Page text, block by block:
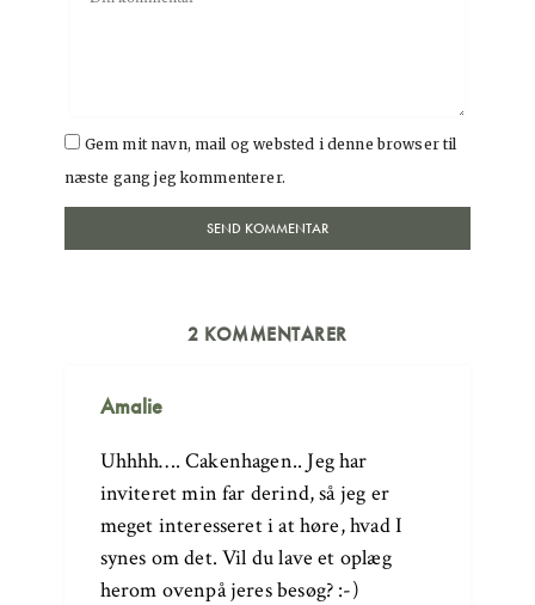
Gem mit navn, mail og websted i denne browser til
næste gang jeg kommenterer.
2 KOMMENTARER
Amalie
Uhhhh…. Cakenhagen.. Jeg har
inviteret min far derind, så jeg er
meget interesseret i at høre, hvad I
synes om det. Vil du lave et oplæg
herom ovenpå jeres besøg? :-)